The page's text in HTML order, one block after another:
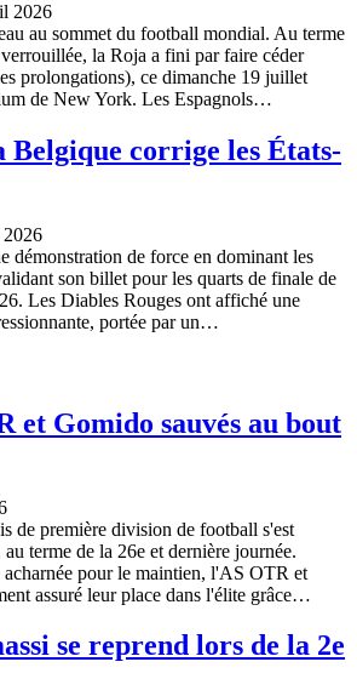
2026
au sommet du football mondial. Au terme
la Roja a fini par faire céder
prolongations), ce dimanche 19 juillet
de New York. Les Espagnols…
Belgique corrige les États-
2026
démonstration de force en dominant les
son billet pour les quarts de finale de
Les Diables Rouges ont affiché une
portée par un…
et Gomido sauvés au bout
de première division de football s'est
terme de la 26e et dernière journée.
acharnée pour le maintien, l'AS OTR et
assuré leur place dans l'élite grâce…
se reprend lors de la 2e